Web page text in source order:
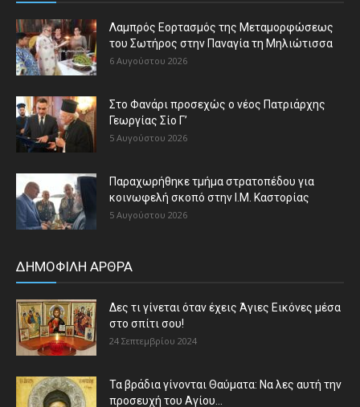
Λαμπρός Εορτασμός της Μεταμορφώσεως
του Σωτήρος στην Παναγία τη Μηλιώτισσα
6 Αυγούστου 2026
Στο Φανάρι προσεχώς ο νέος Πατριάρχης
Γεωργίας Σίο Γ’
5 Αυγούστου 2026
Παραχωρήθηκε τμήμα στρατοπέδου για
κοινωφελή σκοπό στην Ι.Μ. Καστορίας
5 Αυγούστου 2026
ΔΗΜΟΦΙΛΗ ΑΡΘΡΑ
Δες τι γίνεται όταν έχεις Άγιες Εικόνες μέσα
στο σπίτι σου!
24 Σεπτεμβρίου 2024
Τα βράδια γίνονται Θαύματα: Να λες αυτή την
προσευχή του Αγίου...